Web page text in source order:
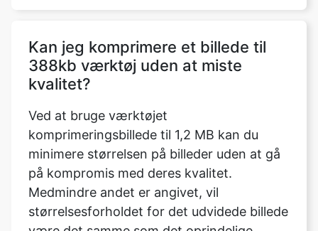
Ved at bruge værktøjet
komprimeringsbillede til 1,2 MB kan du
på kompromis med deres kvalitet.
Medmindre andet er angivet, vil
størrelsesforholdet for det udvidede billede
være det samme som det oprindelige
billedes størrelsesforhold.